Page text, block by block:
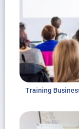
Training